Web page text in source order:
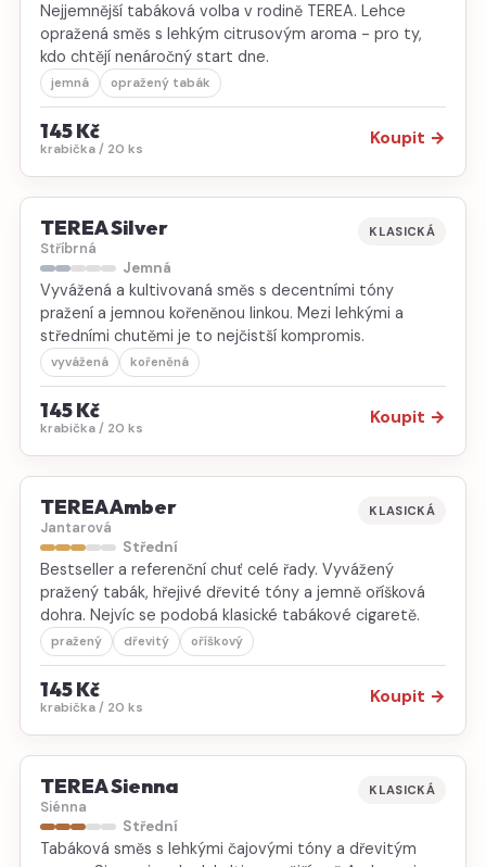
Nejjemnější tabáková volba v rodině TEREA. Lehce
opražená směs s lehkým citrusovým aroma - pro ty,
kdo chtějí nenáročný start dne.
jemná opražený tabák
145 Kč
krabička / 20 ks
Koupit →
TEREA Silver
Stříbrná
KLASICKÁ
Jemná
Vyvážená a kultivovaná směs s decentními tóny
pražení a jemnou kořeněnou linkou. Mezi lehkými a
středními chutěmi je to nejčistší kompromis.
vyvážená kořeněná
145 Kč
krabička / 20 ks
Koupit →
TEREA Amber
Jantarová
KLASICKÁ
Střední
Bestseller a referenční chuť celé řady. Vyvážený
pražený tabák, hřejivé dřevité tóny a jemně oříšková
dohra. Nejvíc se podobá klasické tabákové cigaretě.
pražený dřevitý oříškový
145 Kč
krabička / 20 ks
Koupit →
TEREA Sienna
Siénna
KLASICKÁ
Střední
Tabáková směs s lehkými čajovými tóny a dřevitým